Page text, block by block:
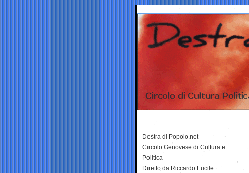
Destra di Popolo.net
Circolo Genovese di Cultura e
Politica
Diretto da Riccardo Fucile